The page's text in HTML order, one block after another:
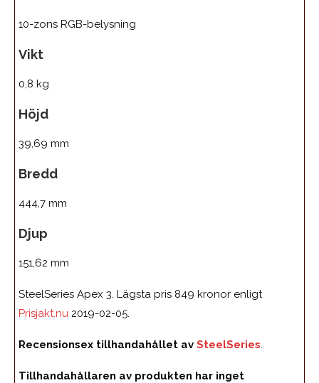
10-zons RGB-belysning
Vikt
0,8 kg
Höjd
39,69 mm
Bredd
444,7 mm
Djup
151,62 mm
SteelSeries Apex 3. Lägsta pris 849 kronor enligt
Prisjakt.nu 2019-02-05.
Recensionsex tillhandahållet av SteelSeries.
Tillhandahållaren av produkten har inget